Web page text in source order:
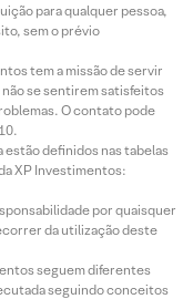
para qualquer pessoa,
sem o prévio
tem a missão de servir
se sentirem satisfeitos
O contato pode
estão definidos nas tabelas
XP Investimentos:
por quaisquer
da utilização deste
seguem diferentes
seguindo conceitos